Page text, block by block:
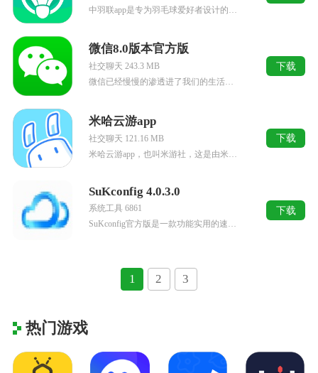
微信8.0版本官方版
社交聊天 243.3 MB
微信已经慢慢的渗透进了我们的生活，它也已经成为了我们的一种生活方式，不仅仅可以轻松的满足用户和朋友之间的交流、聊天和通讯之外，它还有各种线上购物、微信转账、各种公众号信息以及各种小游戏等功能。微信8....
下载
米哈云游app
社交聊天 121.16 MB
下载
SuKconfig 4.0.3.0
系统工具 6861
SuKconfig官方版是一款功能实用的速控物联网云盒子配置软件，速控物联网云盒子智能网关SuK-BOX ，云BOX，支持远程设备监控，远程数据管理和分析，微信公众号画面监控，很多人购买了速控物联网云...
下载
1 2 3
热门游戏